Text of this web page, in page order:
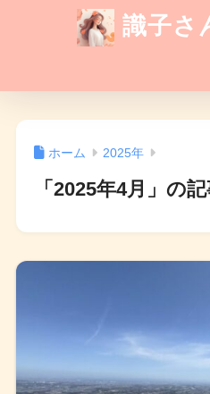
識子さ
ホーム 2025年
「2025年4月」の